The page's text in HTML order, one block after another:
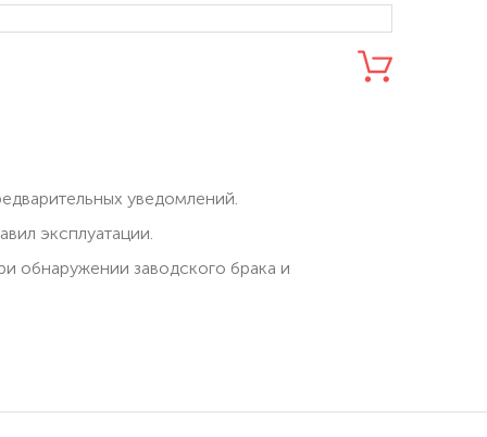
уведомлений.
эксплуатации.
обнаружении заводского брака и